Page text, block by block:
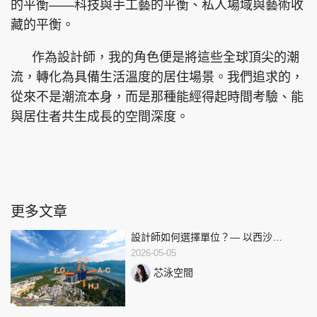
的平衡——科技與手工藝的平衡、私人場域與藝術收
藏的平衡。
作為設計師，我的角色便是將這些全球頂尖的潮
流，轉化為具備生活溫度的居住場景。我們追求的，
從來不是潮流本身，而是那種能經得起時間考驗、能
與居住者共生成長的空間深度。
更多文章
設計師如何選擇單位？— 以西沙
SIERRA SEA 第 2B 期為例
2026-05-05
芯泳空間